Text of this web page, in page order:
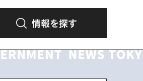
情報を探す